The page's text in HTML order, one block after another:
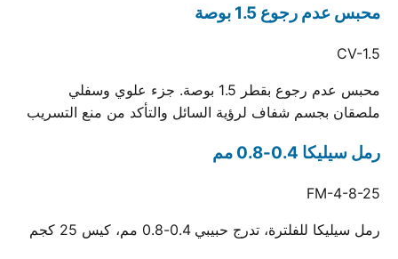
محبس عدم رجوع 1.5 بوصة
CV-1.5
محبس عدم رجوع بقطر 1.5 بوصة. جزء علوي وسفلي
ملصقان بجسم شفاف لرؤية السائل والتأكد من منع التسريب
رمل سيليكا 0.4-0.8 مم
FM-4-8-25
رمل سيليكا للفلترة، تدرج حبيبي 0.4-0.8 مم، كيس 25 كجم